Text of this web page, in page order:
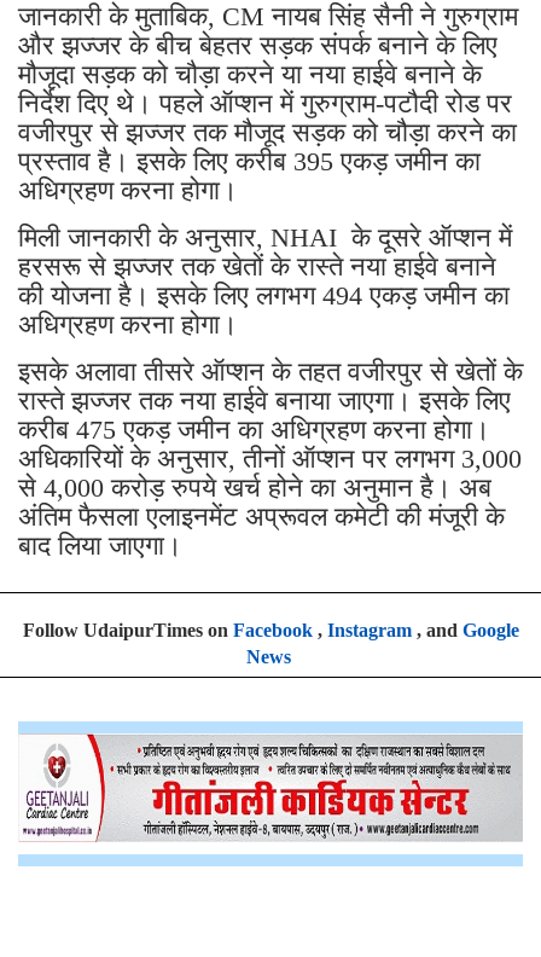
जानकारी के मुताबिक, CM नायब सिंह सैनी ने गुरुग्राम
और झज्जर के बीच बेहतर सड़क संपर्क बनाने के लिए
मौजूदा सड़क को चौड़ा करने या नया हाईवे बनाने के
निर्देश दिए थे। पहले ऑप्शन में गुरुग्राम-पटौदी रोड पर
वजीरपुर से झज्जर तक मौजूद सड़क को चौड़ा करने का
प्रस्ताव है। इसके लिए करीब 395 एकड़ जमीन का
अधिग्रहण करना होगा।
मिली जानकारी के अनुसार, NHAI के दूसरे ऑप्शन में
हरसरू से झज्जर तक खेतों के रास्ते नया हाईवे बनाने
की योजना है। इसके लिए लगभग 494 एकड़ जमीन का
अधिग्रहण करना होगा।
इसके अलावा तीसरे ऑप्शन के तहत वजीरपुर से खेतों के
रास्ते झज्जर तक नया हाईवे बनाया जाएगा। इसके लिए
करीब 475 एकड़ जमीन का अधिग्रहण करना होगा।
अधिकारियों के अनुसार, तीनों ऑप्शन पर लगभग 3,000
से 4,000 करोड़ रुपये खर्च होने का अनुमान है। अब
अंतिम फैसला एलाइनमेंट अप्रूवल कमेटी की मंजूरी के
बाद लिया जाएगा।
Follow UdaipurTimes on Facebook, Instagram, and Google
News